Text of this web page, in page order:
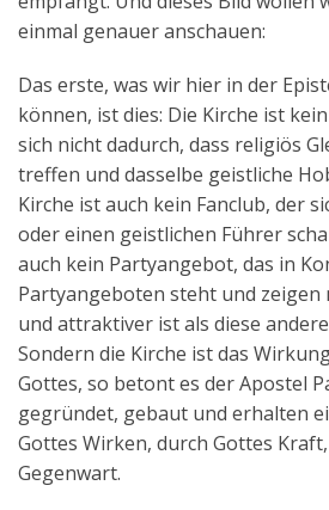
einmal genauer anschauen:
Das erste, was wir hier in der
können, ist dies: Die Kirche ist
sich nicht dadurch, dass religiös
treffen und dasselbe geistliche
Kirche ist auch kein Fanclub, der
oder einen geistlichen Führer
auch kein Partyangebot, das in
Partyangeboten steht und zeigen
und attraktiver ist als diese
Sondern die Kirche ist das
Gottes, so betont es der Apostel
gegründet, gebaut und erhalten
Gottes Wirken, durch Gottes
Gegenwart.